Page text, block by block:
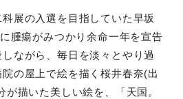
展の入選を目指していた早坂
腫瘍がみつかり余命一年を宣告
ながら、毎日を淡々とやり過
の屋上で絵を描く桜井春奈(出
が描いた美しい絵を、「天国。